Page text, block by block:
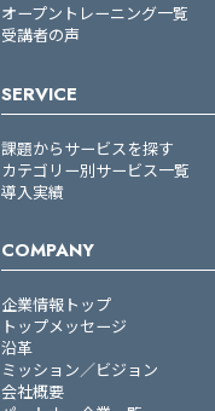
オープントレーニング一覧
受講者の声
SERVICE
課題からサービスを探す
カテゴリー別サービス一覧
導入実績
COMPANY
企業情報トップ
トップメッセージ
沿革
ミッション／ビジョン
会社概要